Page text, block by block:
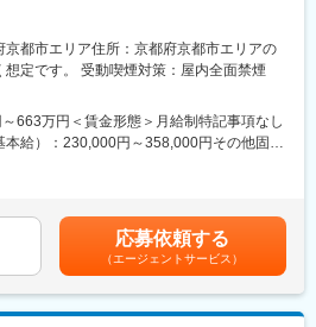
る業務
や、正確に記録する力が身につきます。
ークの大切さを学べます。
度、産休育休の取得実績も多数あり、育児
、手厚いフォロー体制があります。
験を強みとしたSMOとして豊富な実績を有
援を実施/研修・フォローアップ体制充実/
イフバランス重視の働き方
のもと治験が適正に実施されるようサポー
る各部門と連携をとり、治験業務が円滑に
を行います。一方で、治験依頼者である製
しても活躍します。
京都市エリア住所：京都府京都市エリアの
定です。 受動喫煙対策：屋内全面禁煙
663万円＜賃金形態＞月給制特記事項なし
本給）：230,000円～358,000円その他固定
月・12月）※基礎賞与額標準4ヵ月分■手当：
資格手当（1～2万円）役職手当賃金はあく
、選考を通じて上下する可能性がありま
当を含めた表記です。
応募依頼する
（エージェントサービス）